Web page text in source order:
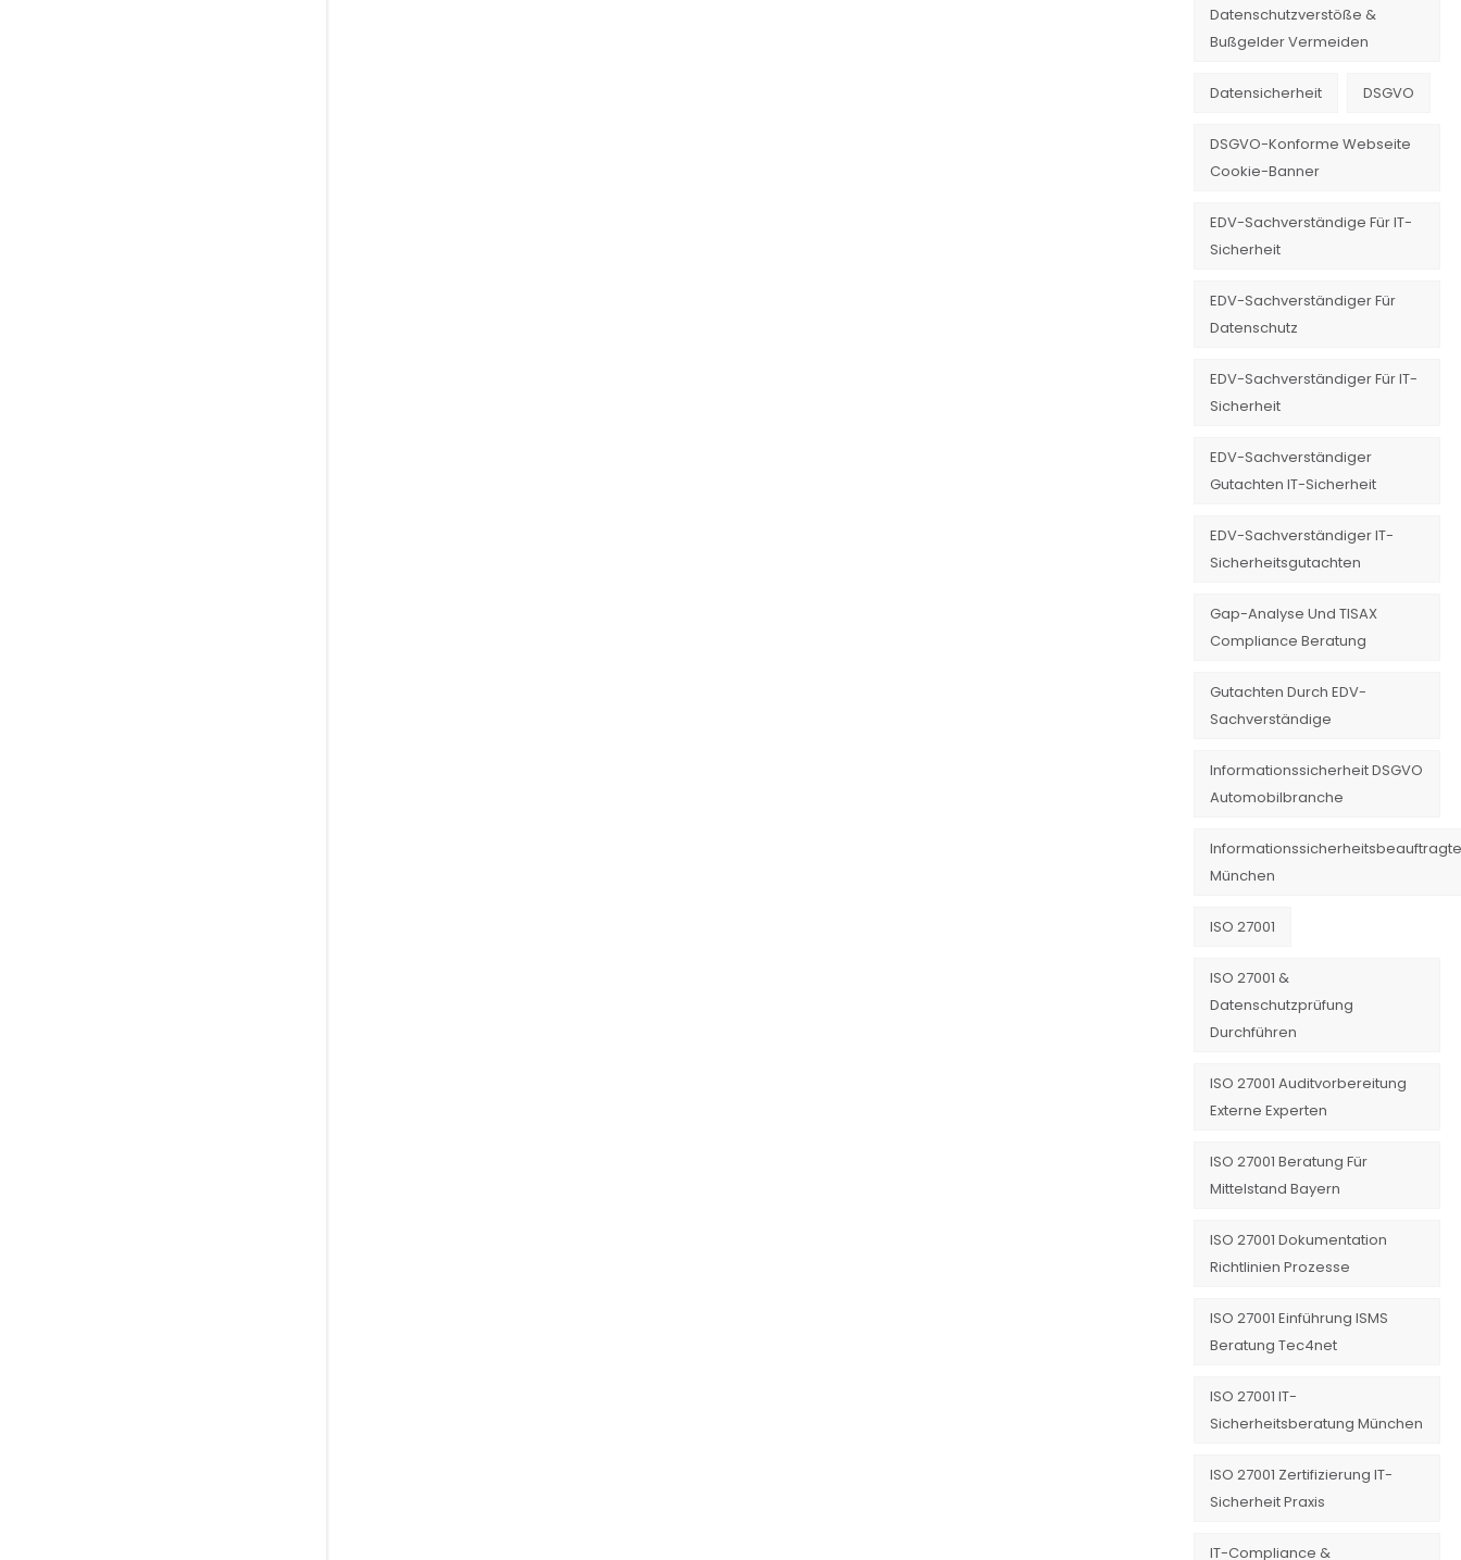
Datenschutzverstöße &
Bußgelder Vermeiden
Datensicherheit DSGVO
DSGVO-Konforme Webseite
Cookie-Banner
EDV-Sachverständige Für IT-
Sicherheit
EDV-Sachverständiger Für
Datenschutz
EDV-Sachverständiger Für IT-
Sicherheit
EDV-Sachverständiger
Gutachten IT-Sicherheit
EDV-Sachverständiger IT-
Sicherheitsgutachten
Gap-Analyse Und TISAX
Compliance Beratung
Gutachten Durch EDV-
Sachverständige
Informationssicherheit DSGVO
Automobilbranche
München
ISO 27001
ISO 27001 &
Datenschutzprüfung
Durchführen
ISO 27001 Auditvorbereitung
Externe Experten
ISO 27001 Beratung Für
Mittelstand Bayern
ISO 27001 Dokumentation
Richtlinien Prozesse
ISO 27001 Einführung ISMS
Beratung Tec4net
ISO 27001 IT-
Sicherheitsberatung München
ISO 27001 Zertifizierung IT-
Sicherheit Praxis
IT-Compliance &